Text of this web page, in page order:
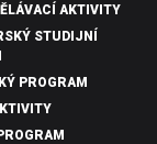
AKTIVITY
STUDIJNÍ
PROGRAM